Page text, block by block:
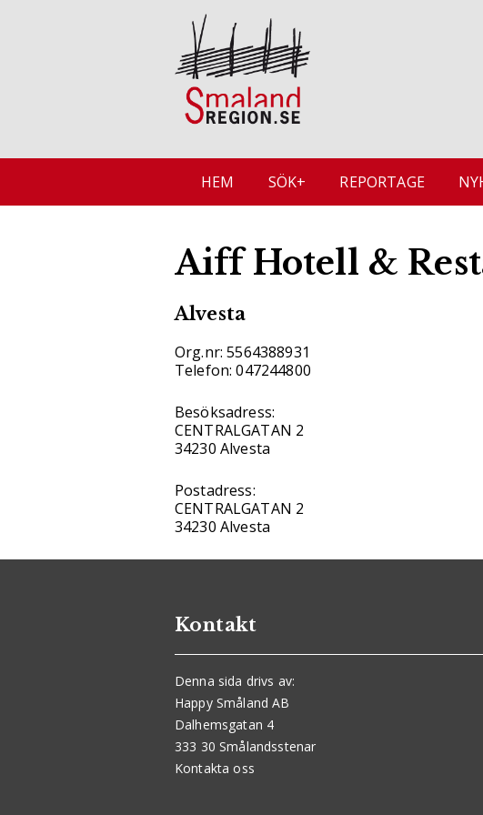
HEM SÖK+ REPORTAGE
Aiff Hotell &
Alvesta
Org.nr: 5564388931
Telefon: 047244800
Besöksadress:
CENTRALGATAN 2
34230 Alvesta
Postadress:
CENTRALGATAN 2
34230 Alvesta
Kontakt
Denna sida drivs av:
Happy Småland AB
Dalhemsgatan 4
333 30 Smålandsstenar
Kontakta oss